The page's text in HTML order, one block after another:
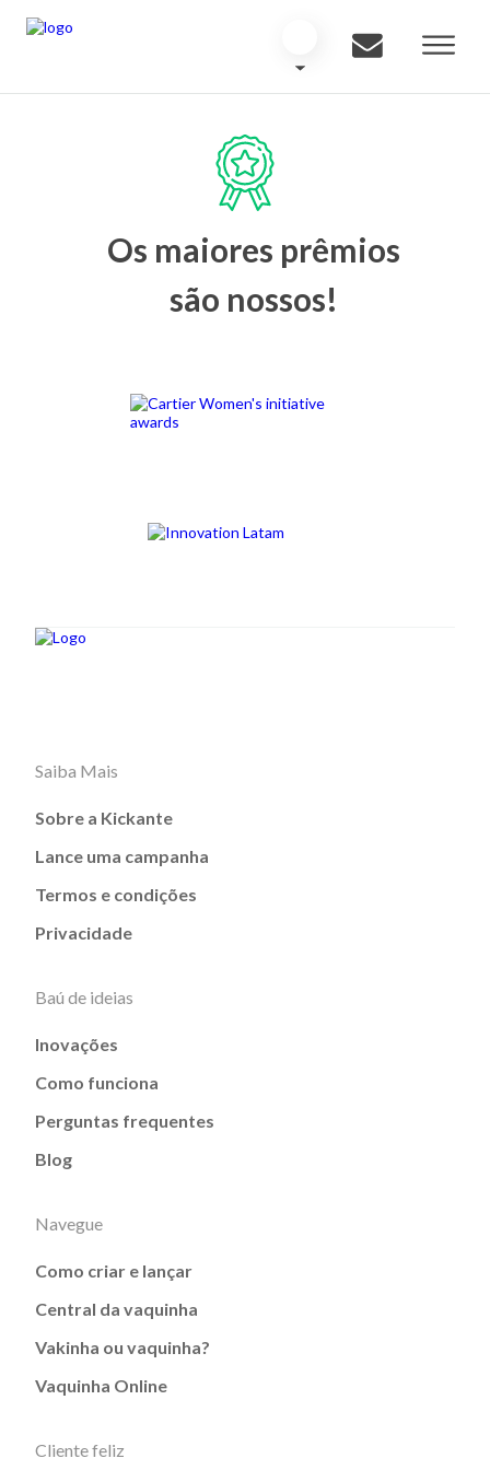
Os maiores prêmios
são nossos!
Saiba Mais
Sobre a Kickante
Lance uma campanha
Termos e condições
Privacidade
Baú de ideias
Inovações
Como funciona
Perguntas frequentes
Blog
Navegue
Como criar e lançar
Central da vaquinha
Vakinha ou vaquinha?
Vaquinha Online
Cliente feliz